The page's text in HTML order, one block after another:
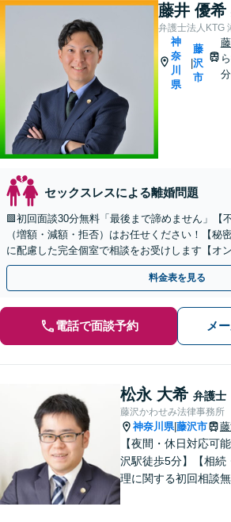
藤井 優希
弁護士法人KTG
神
奈
川
県
|
藤
沢
市
分
セックスレスによる離婚問題
🟩初回面談30分無料「最後まで諦めません」【
（増額・減額・拒否）はお任せください！【秘
に配慮した完全個室で相談をお受けします【オ
ード払い・分割払い可】
料金表を見る
電話で面談予約 メ
松永 大希 弁護士
藤沢かわせみ法律事務所
神奈川県|藤沢市
【夜間・休日対応可
沢駅徒歩5分】【相続
理に関する初回相談無